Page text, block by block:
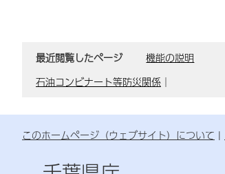
最近閲覧したページ
機能の説明
石油コンビナート等防災関係 ｜
このホームページ（ウェブサイト）について